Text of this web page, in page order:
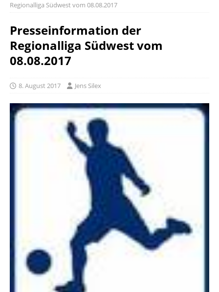
Regionalliga Südwest vom 08.08.2017
Presseinformation der
Regionalliga Südwest vom
08.08.2017
8. August 2017 Jens Silex